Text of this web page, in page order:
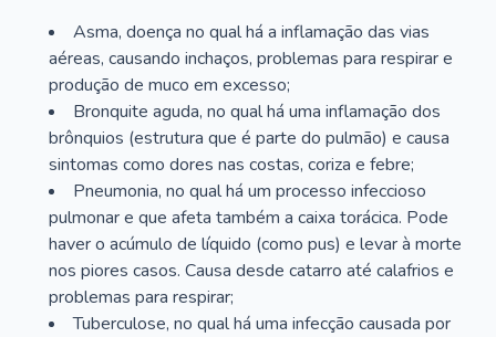
Asma, doença no qual há a inflamação das vias
aéreas, causando inchaços, problemas para respirar e
produção de muco em excesso;
Bronquite aguda, no qual há uma inflamação dos
brônquios (estrutura que é parte do pulmão) e causa
sintomas como dores nas costas, coriza e febre;
Pneumonia, no qual há um processo infeccioso
pulmonar e que afeta também a caixa torácica. Pode
haver o acúmulo de líquido (como pus) e levar à morte
nos piores casos. Causa desde catarro até calafrios e
problemas para respirar;
Tuberculose, no qual há uma infecção causada por